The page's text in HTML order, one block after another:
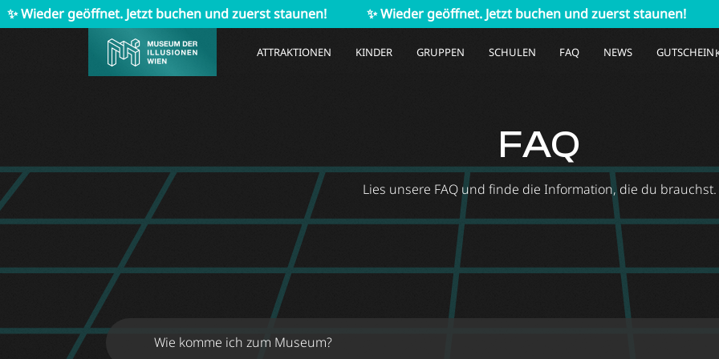
geöffnet. Jetzt buchen und zuerst staunen! ✨ Wieder geöffnet. Jetzt buchen und zuerst staunen! ✨
ATTRAKTIONEN KINDER GRUPPEN SCHULEN FAQ NEWS GUTSCHEIN
FAQ
Lies unsere FAQ und finde die Information, die du brauchst.
Wie komme ich zum Museum?